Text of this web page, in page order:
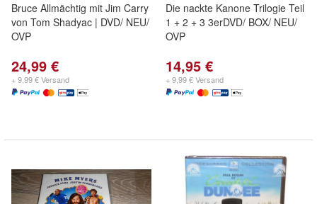
Bruce Allmächtig mit Jim Carry
von Tom Shadyac | DVD/ NEU/
OVP
24,99 €
+ 9,99 € Versand
Die nackte Kanone Trilogie Teil
1 + 2 + 3 3erDVD/ BOX/ NEU/
OVP
14,95 €
+ 9,99 € Versand